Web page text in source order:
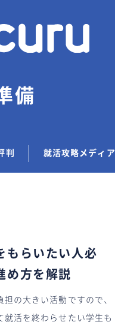
備
判 就活攻略メディア
もらいたい人必
め方を解説
の大きい活動ですので、
就活を終わらせたい学生も